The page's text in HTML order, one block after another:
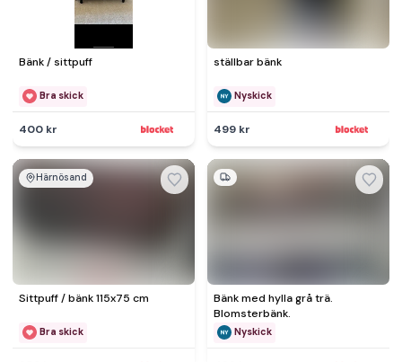
Bänk / sittpuff
Bra skick
400 kr
ställbar bänk
Nyskick
499 kr
Härnösand
Sittpuff / bänk 115x75 cm
Bra skick
Bänk med hylla grå trä.
Blomsterbänk.
Nyskick